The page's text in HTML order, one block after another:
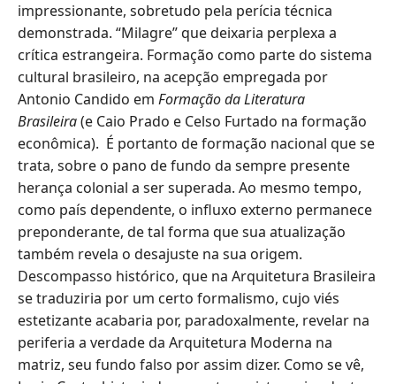
impressionante, sobretudo pela perícia técnica
demonstrada. “Milagre” que deixaria perplexa a
crítica estrangeira. Formação como parte do sistema
cultural brasileiro, na acepção empregada por
Antonio Candido em Formação da Literatura
Brasileira(e Caio Prado e Celso Furtado na formação
econômica). É portanto de formação nacional que se
trata, sobre o pano de fundo da sempre presente
herança colonial a ser superada. Ao mesmo tempo,
como país dependente, o influxo externo permanece
preponderante, de tal forma que sua atualização
também revela o desajuste na sua origem.
Descompasso histórico, que na Arquitetura Brasileira
se traduziria por um certo formalismo, cujo viés
estetizante acabaria por, paradoxalmente, revelar na
periferia a verdade da Arquitetura Moderna na
matriz, seu fundo falso por assim dizer. Como se vê,